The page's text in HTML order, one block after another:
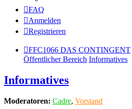
FAQ
Anmelden
Registrieren
FFC1066 DAS CONTINGENT
Öffentlicher Bereich Informatives
Informatives
Moderatoren: Cadre, Vorstand